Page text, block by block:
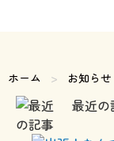
ホーム お知らせ
最近の